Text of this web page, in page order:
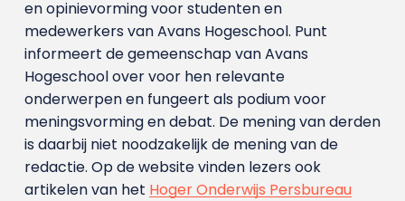
en opinievorming voor studenten en
medewerkers van Avans Hoge­school. Punt
informeert de gemeenschap van Avans
Hogeschool over voor hen relevante
onderwerpen en fungeert als podium voor
meningsvorming en debat. De mening van derden
is daarbij niet noodzakelijk de mening van de
redactie. Op de website vinden lezers ook
artikelen van het Hoger Onderwijs Persbureau